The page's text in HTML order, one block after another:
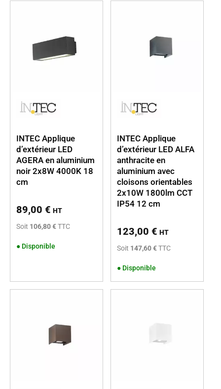
INTEC Applique
d’extérieur LED
AGERA en aluminium
noir 2x8W 4000K 18
cm
89,00 € HT
Soit 106,80 €TTC
● Disponible
INTEC Applique
d’extérieur LED ALFA
anthracite en
aluminium avec
cloisons orientables
2x10W 1800lm CCT
IP54 12 cm
123,00 € HT
Soit 147,60 €TTC
● Disponible